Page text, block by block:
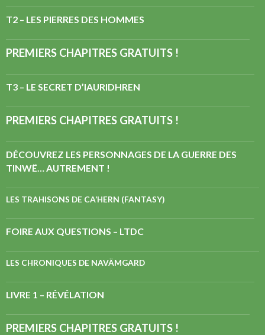
T2 – LES PIERRES DES HOMMES
PREMIERS CHAPITRES GRATUITS !
T3 – LE SECRET D’IAURIDHREN
PREMIERS CHAPITRES GRATUITS !
DÉCOUVREZ LES PERSONNAGES DE LA GUERRE DES
TINWË… AUTREMENT !
LES TRAHISONS DE CA’HERN (FANTASY)
FOIRE AUX QUESTIONS – LTDC
LES CHRONIQUES DE NAVÄMGARD
LIVRE 1 – RÉVÉLATION
PREMIERS CHAPITRES GRATUITS !